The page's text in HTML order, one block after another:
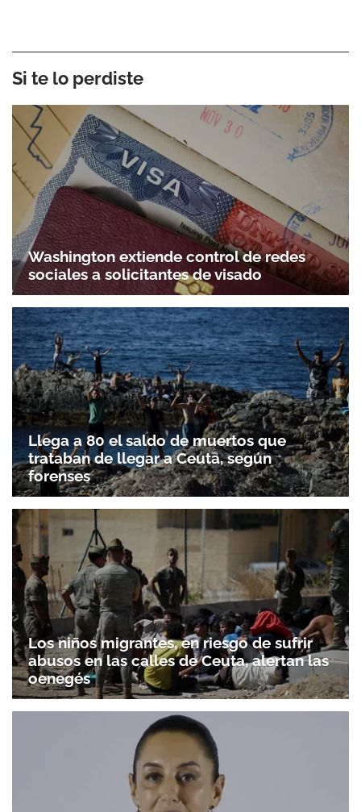
Si te lo perdiste
Washington extiende control de redes
sociales a solicitantes de visado
Llega a 80 el saldo de muertos que
trataban de llegar a Ceuta, según
forenses
Los niños migrantes, en riesgo de sufrir
abusos en las calles de Ceuta, alertan las
oenegés